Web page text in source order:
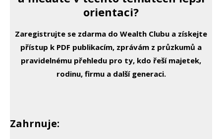
orientaci?
Zaregistrujte se zdarma do Wealth Clubu a získejte
přístup k PDF publikacím, zprávám z průzkumů a
pravidelnému přehledu pro ty, kdo řeší majetek,
rodinu, firmu a další generaci.
Zahrnuje: